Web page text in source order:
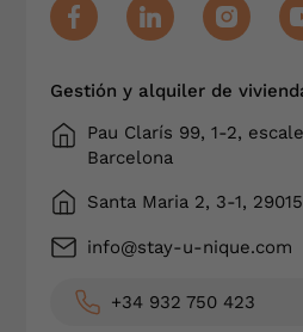
Gestión y alquiler de
Pau Clarís 99, 1-2,
Barcelona
Santa Maria 2, 3-1,
info@stay-u-nique.com
+34 932 750 423